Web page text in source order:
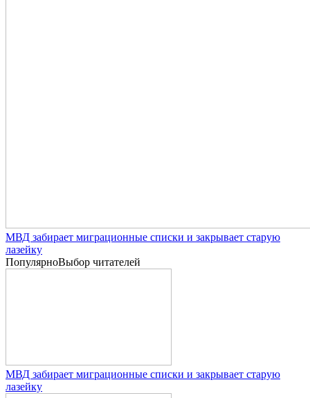
МВД забирает миграционные списки и закрывает старую
лазейку
ПопулярноВыбор читателей
МВД забирает миграционные списки и закрывает старую
лазейку